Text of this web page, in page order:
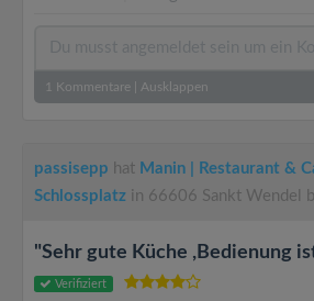
1 Kommentare Ausklappen
passisepp hat Manin | Restaurant &
Schlossplatz in 66606 Sankt Wendel
"Sehr gute Küche ,Bedienung
Verifiziert